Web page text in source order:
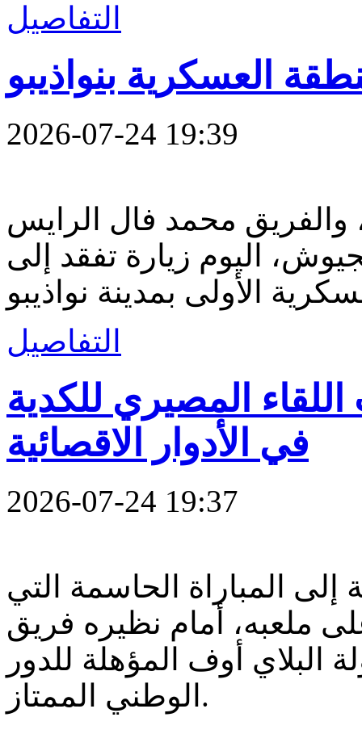
التفاصيل
العسكرية بنواذيبو
2026-07-24 19:39
والفريق محمد فال الرايس
اليوم زيارة تفقد إلى
التفاصيل
المصيري للكدية
في الأدوار الاقصائية
2026-07-24 19:37
إلى المباراة الحاسمة التي
ملعبه، أمام نظيره فريق
أوف المؤهلة للدور
الوطني الممتاز.